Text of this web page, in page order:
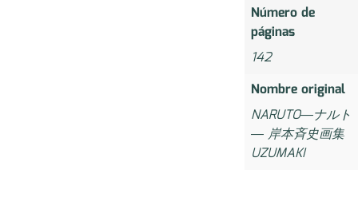
Número de
páginas
142
Nombre original
NARUTO―ナルト
― 岸本斉史画集
UZUMAKI